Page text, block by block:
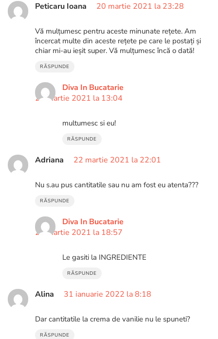
Peticaru Ioana 20 martie 2021 la 23:28
Vă mulțumesc pentru aceste minunate rețete. Am
încercat multe din aceste rețete pe care le postați și
chiar mi-au ieșit super. Vă mulțumesc încă o dată!
RĂSPUNDE
Diva In Bucatarie
21 martie 2021 la 13:04
multumesc si eu!
RĂSPUNDE
Adriana 22 martie 2021 la 22:01
Nu s.au pus cantitatile sau nu am fost eu atenta???
RĂSPUNDE
Diva In Bucatarie
23 martie 2021 la 18:57
Le gasiti la INGREDIENTE
RĂSPUNDE
Alina 31 ianuarie 2022 la 8:18
Dar cantitatile la crema de vanilie nu le spuneti?
RĂSPUNDE